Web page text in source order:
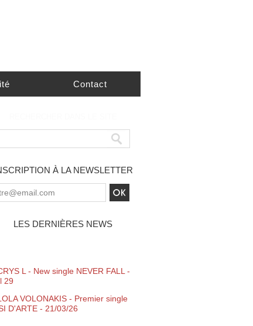
Contact
À LA NEWSLETTER
LES DERNIÈRES NEWS
L - New single NEVER FALL -
29
VOLONAKIS - Premier single
D'ARTE - 21/03/26